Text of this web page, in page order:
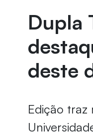
Dupla
deste
Edição traz